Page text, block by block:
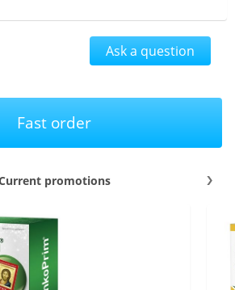
Ask a question
Fast order
promotions